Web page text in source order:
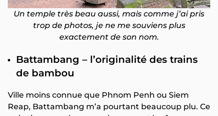
Un temple très beau aussi, mais comme j’ai pris
trop de photos, je ne me souviens plus
exactement de son nom.
Battambang – l’originalité des trains
de bambou
Ville moins connue que Phnom Penh ou Siem
Reap, Battambang m’a pourtant beaucoup plu. Ce